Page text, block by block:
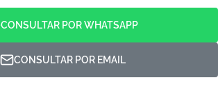
CONSULTAR POR WHATSAPP
CONSULTAR POR EMAIL